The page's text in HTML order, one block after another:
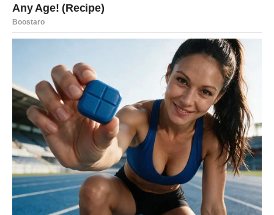
Zvijezde vam donose razgovor ili vijest koja potpuno
Istina koju saznajete sada mogla bi vas iznenaditi više
nego što očekujete.
Ništa više neće biti isto
Pred vama su veoma intenzivni trenuci.
RAK